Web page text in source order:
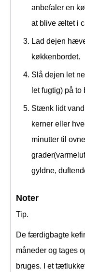
anbefaler en
at blive æltet i
Lad dejen
køkkenbordet.
Slå dejen let
let fugtig) på to
Stænk lidt
kerner eller
minutter til
gyldne,
Noter
Tip.
De færdigbagte
måneder og tages
bruges. I et